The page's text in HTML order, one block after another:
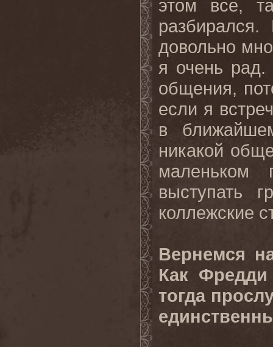
этом все,
довольно
я очень рад.
общения,
если я
в
никакой
маленьком
выступать
коллежские
Вернемся
Как
тогда